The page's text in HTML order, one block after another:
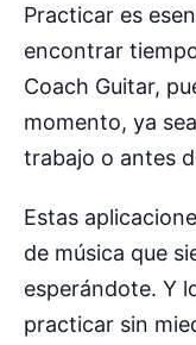
Practicar es
encontrar
Coach Guitar,
momento, ya
trabajo o antes
Estas
de música que
esperándote. Y
practicar sin